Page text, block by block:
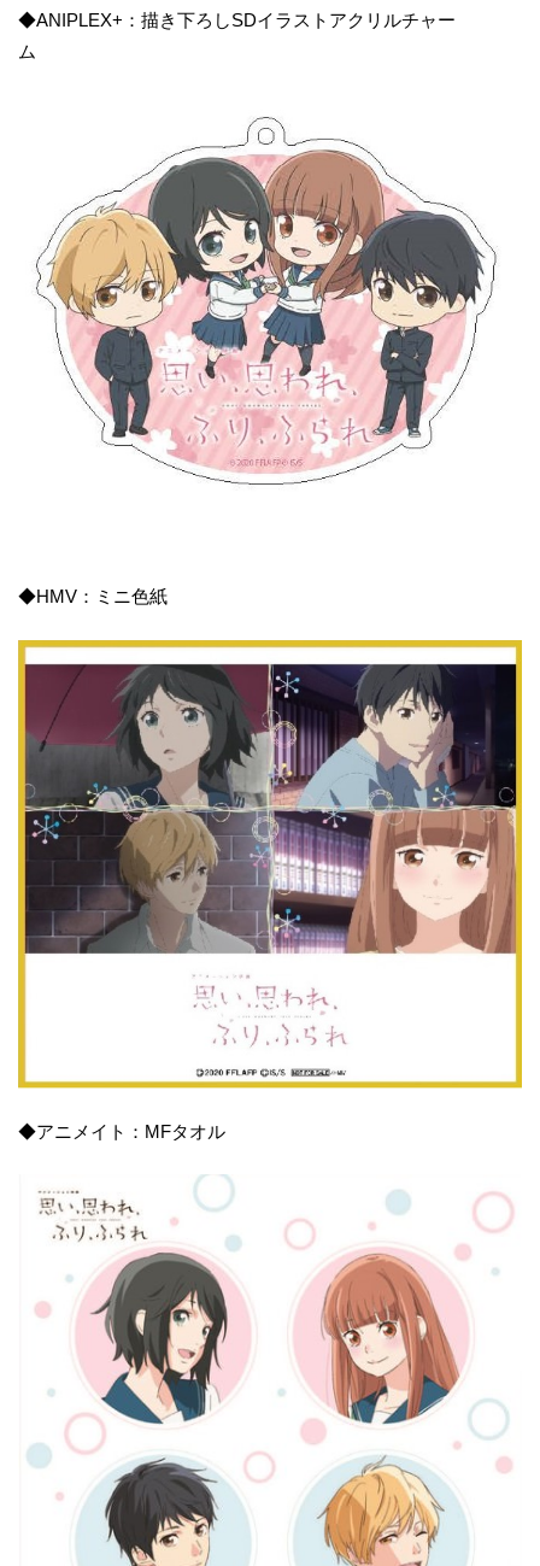
◆ANIPLEX+：描き下ろしSDイラストアクリルチャー
ム
◆HMV：ミニ色紙
◆アニメイト：MFタオル